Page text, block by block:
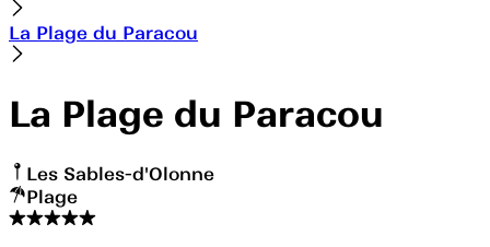
La Plage du Paracou
La Plage du Paracou
Les Sables-d'Olonne
Plage